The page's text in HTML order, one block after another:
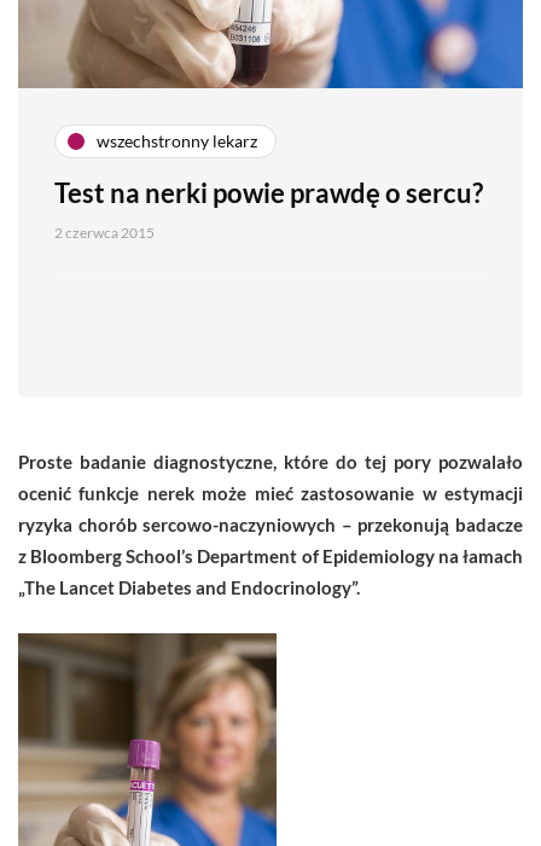
wszechstronny lekarz
Test na nerki powie prawdę o sercu?
2 czerwca 2015
Proste badanie diagnostyczne, które do tej pory pozwalało
ocenić funkcje nerek może mieć zastosowanie w estymacji
ryzyka chorób sercowo-naczyniowych – przekonują badacze
z Bloomberg School’s Department of Epidemiology na łamach
„The Lancet Diabetes and Endocrinology”.